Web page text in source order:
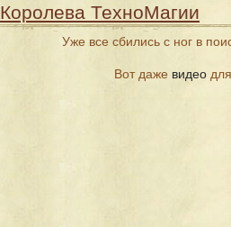
Королева ТехноМагии
Уже все сбились с ног в
Вот даже видео